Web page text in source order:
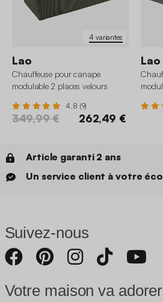
4 variantes
Lao
Chauffeuse pour canapé
modulable 2 places velours
4.8 (9)
349,99 € 262,49 €
Lao
Article garanti 2 ans
Un service client à votre
Suivez-nous
Votre maison va